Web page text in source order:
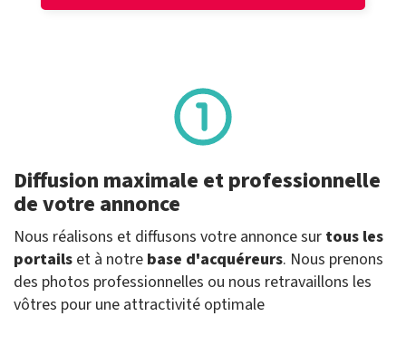
Diffusion maximale et professionnelle
de votre annonce
Nous réalisons et diffusons votre annonce sur tous les
portails et à notre base d'acquéreurs. Nous prenons
des photos professionnelles ou nous retravaillons les
vôtres pour une attractivité optimale